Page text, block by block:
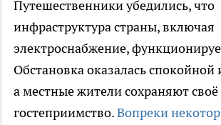
Путешественники убедились, что
инфраструктура страны, включая
электроснабжение,
Обстановка оказалась спокойной
а местные жители сохраняют
гостеприимство.Вопреки